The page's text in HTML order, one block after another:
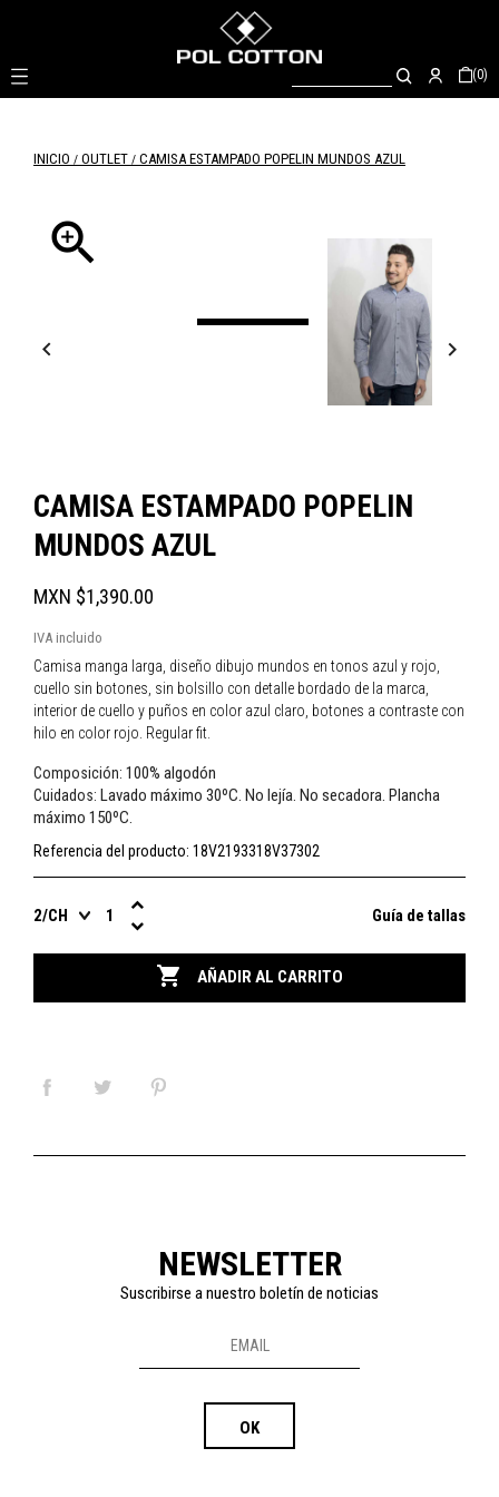
(0)
INICIO OUTLET CAMISA ESTAMPADO POPELIN MUNDOS AZUL

 
CAMISA ESTAMPADO POPELIN
MUNDOS AZUL
MXN $1,390.00
IVA incluido
Camisa manga larga, diseño dibujo mundos en tonos azul y rojo,
cuello sin botones, sin bolsillo con detalle bordado de la marca,
interior de cuello y puños en color azul claro, botones a contraste con
hilo en color rojo. Regular fit.
Composición: 100% algodón
Cuidados: Lavado máximo 30ºC. No lejía. No secadora. Plancha
máximo 150ºC.
Referencia del producto: 18V2193318V37302
Guía de tallas
 AÑADIR AL CARRITO
NEWSLETTER
Suscribirse a nuestro boletín de noticias